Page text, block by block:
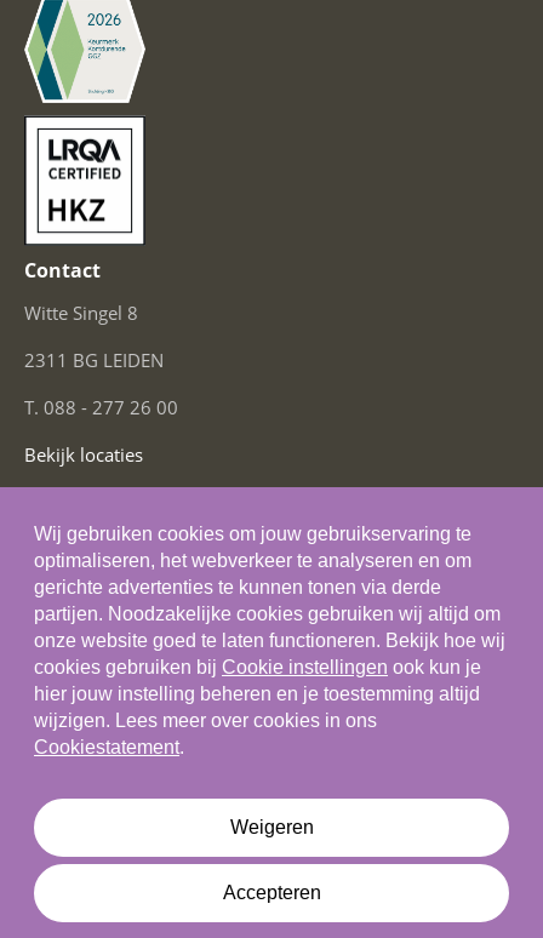
Deel dit artikel
Contact
Witte Singel 8
2311 BG LEIDEN
T. 088 - 277 26 00
Bekijk locaties
Social Media
© 2026 Skils
Algemene voorwaarden
Privacystatement
Cookiestatement
Disclaimer
Wij gebruiken cookies om jouw gebruikservaring te
optimaliseren, het webverkeer te analyseren en om
gerichte advertenties te kunnen tonen via derde
partijen. Noodzakelijke cookies gebruiken wij altijd om
onze website goed te laten functioneren. Bekijk hoe wij
cookies gebruiken bij Cookie instellingen ook kun je
hier jouw instelling beheren en je toestemming altijd
wijzigen. Lees meer over cookies in ons
Cookiestatement.
Weigeren
Accepteren